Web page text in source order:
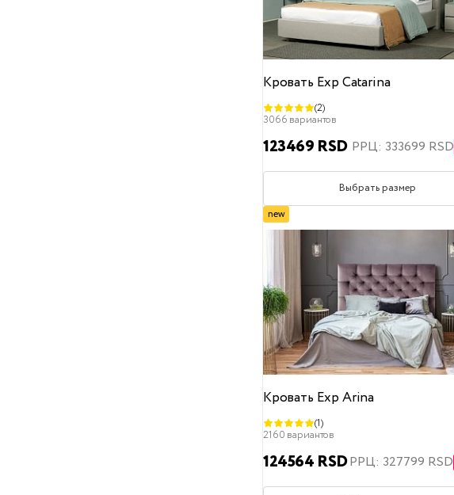
Кровать Exp Catarina
(2)
3066 вариантов
123469 RSD РРЦ: 333699 RSD
Выбрать размер
new
Кровать Exp Arina
(1)
2160 вариантов
124564 RSDРРЦ: 327799 RSD